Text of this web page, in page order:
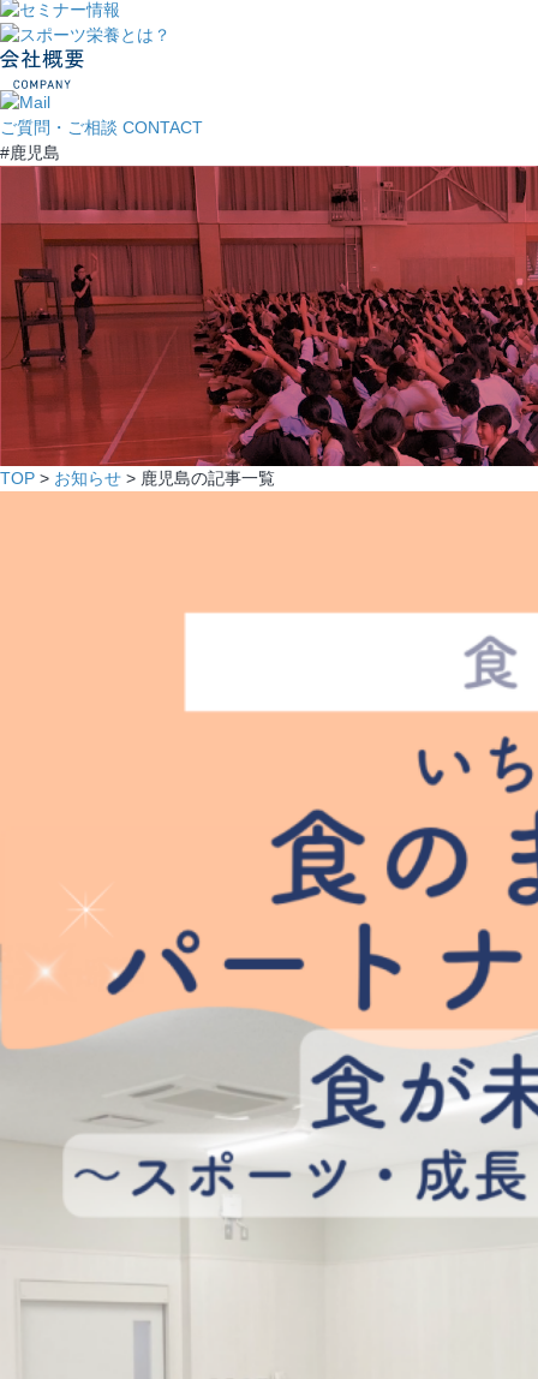
ご質問・ご相談 CONTACT
#鹿児島
TOP > お知らせ > 鹿児島の記事一覧